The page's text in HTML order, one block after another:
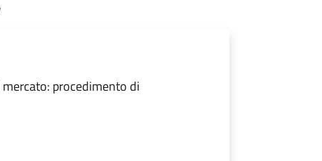
procedimento di